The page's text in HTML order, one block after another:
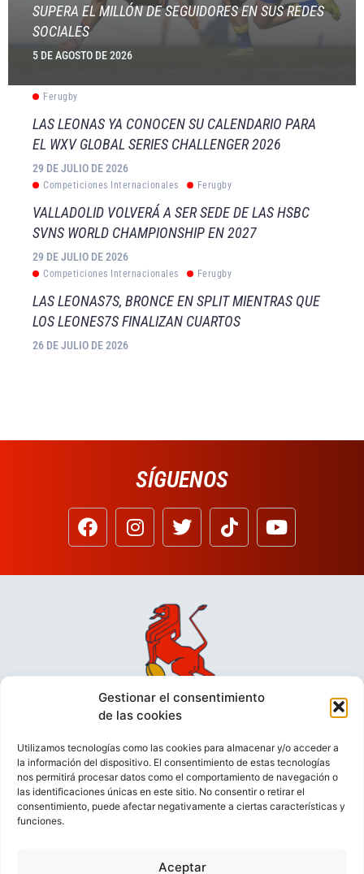
Gestionar el consentimiento
de las cookies
Utilizamos tecnologías como las cookies para almacenar y/o acceder a
la información del dispositivo. El consentimiento de estas tecnologías
nos permitirá procesar datos como el comportamiento de navegación o
las identificaciones únicas en este sitio. No consentir o retirar el
consentimiento, puede afectar negativamente a ciertas características y
funciones.
Aceptar
SUPERA EL MILLÓN DE SEGUIDORES EN SUS REDES
SOCIALES
5 DE AGOSTO DE 2026
Ferugby
LAS LEONAS YA CONOCEN SU CALENDARIO PARA
EL WXV GLOBAL SERIES CHALLENGER 2026
29 DE JULIO DE 2026
Competiciones Internacionales Ferugby
VALLADOLID VOLVERÁ A SER SEDE DE LAS HSBC
SVNS WORLD CHAMPIONSHIP EN 2027
29 DE JULIO DE 2026
Competiciones Internacionales Ferugby
LAS LEONAS7S, BRONCE EN SPLIT MIENTRAS QUE
LOS LEONES7S FINALIZAN CUARTOS
26 DE JULIO DE 2026
SÍGUENOS
VIDEOCONFERENCIAS
POLÍTICA DE PRIVACIDAD